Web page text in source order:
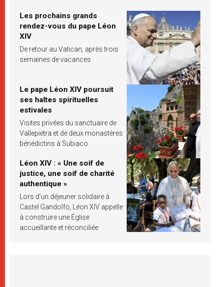
Les prochains grands
rendez-vous du pape Léon
XIV
De retour au Vatican, après trois
semaines de vacances
Le pape Léon XIV poursuit
ses haltes spirituelles
estivales
Visites privées du sanctuaire de
Vallepietra et de deux monastères
bénédictins à Subiaco
Léon XIV : « Une soif de
justice, une soif de charité
authentique »
Lors d’un déjeuner solidaire à
Castel Gandolfo, Léon XIV appelle
à construire une Église
accueillante et réconciliée